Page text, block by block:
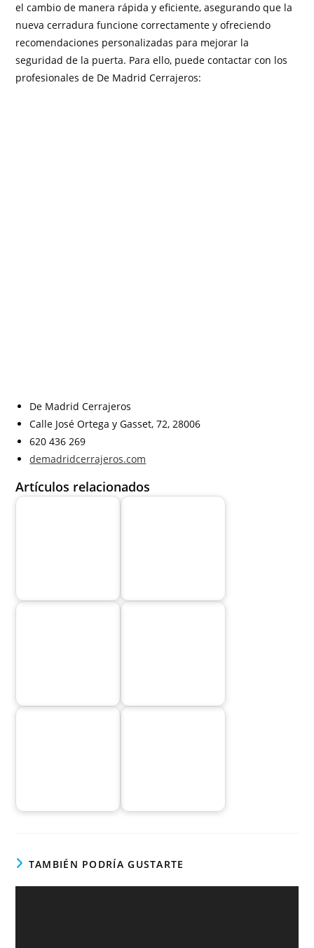
el cambio de manera rápida y eficiente, asegurando que la
nueva cerradura funcione correctamente y ofreciendo
recomendaciones personalizadas para mejorar la
seguridad de la puerta. Para ello, puede contactar con los
profesionales de De Madrid Cerrajeros:
De Madrid Cerrajeros
Calle José Ortega y Gasset, 72, 28006
620 436 269
demadridcerrajeros.com
Artículos relacionados
TAMBIÉN PODRÍA GUSTARTE